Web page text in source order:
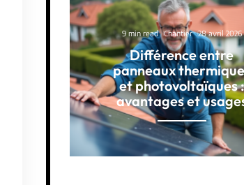
9 min read Chantier 28 avril 2026
Différence entre
panneaux
et photovoltaïques :
avantages et